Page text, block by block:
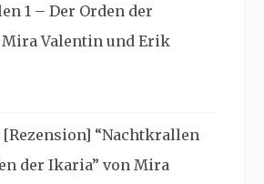
1 – Der Orden der
Valentin und Erik
[Rezension] “Nachtkrallen
der Ikaria” von Mira